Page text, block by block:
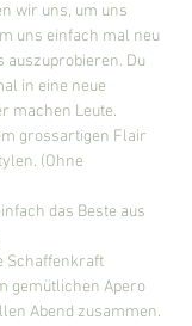
wir uns, um uns
uns einfach mal neu
auszuprobieren. Du
in eine neue
machen Leute.
grossartigen Flair
(Ohne
das Beste aus
Schaffenkraft
gemütlichen Apero
Abend zusammen.